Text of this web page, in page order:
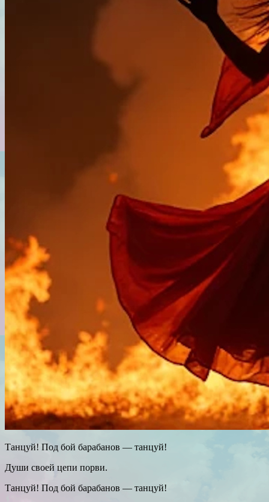
Танцуй! Под бой барабанов — танцуй!
Души своей цепи порви.
Танцуй! Под бой барабанов — танцуй!